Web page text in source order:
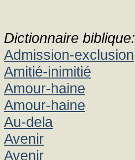
Dictionnaire biblique:
Admission-exclusion
Amitié-inimitié
Amour-haine
Amour-haine
Au-dela
Avenir
Avenir